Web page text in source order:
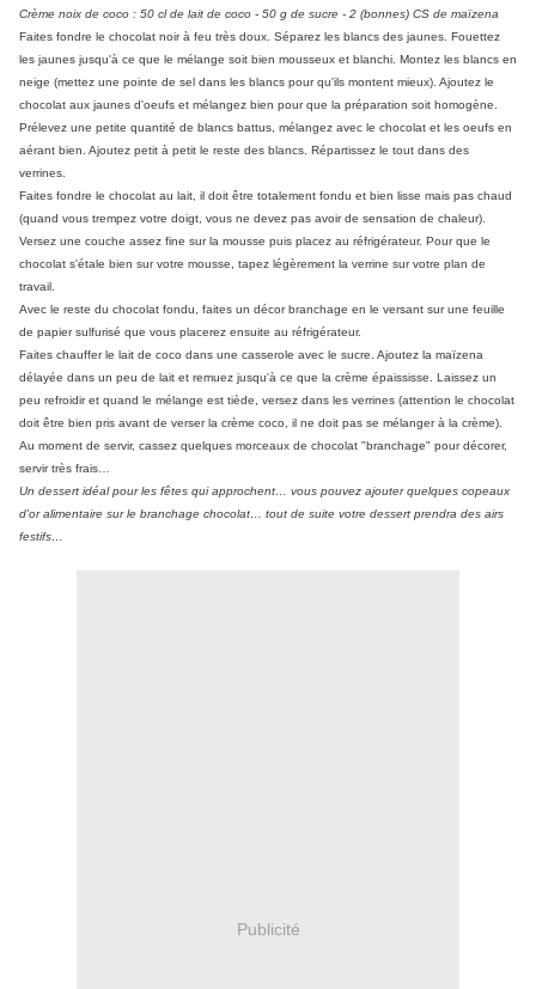
Crème noix de coco : 50 cl de lait de coco - 50 g de sucre - 2 (bonnes) CS de maïzena
Faites fondre le chocolat noir à feu très doux. Séparez les blancs des jaunes. Fouettez
les jaunes jusqu'à ce que le mélange soit bien mousseux et blanchi. Montez les blancs en
neige (mettez une pointe de sel dans les blancs pour qu'ils montent mieux). Ajoutez le
chocolat aux jaunes d'oeufs et mélangez bien pour que la préparation soit homogène.
Prélevez une petite quantité de blancs battus, mélangez avec le chocolat et les oeufs en
aérant bien. Ajoutez petit à petit le reste des blancs. Répartissez le tout dans des
verrines.
Faites fondre le chocolat au lait, il doit être totalement fondu et bien lisse mais pas chaud
(quand vous trempez votre doigt, vous ne devez pas avoir de sensation de chaleur).
Versez une couche assez fine sur la mousse puis placez au réfrigérateur. Pour que le
chocolat s'étale bien sur votre mousse, tapez légèrement la verrine sur votre plan de
travail.
Avec le reste du chocolat fondu, faites un décor branchage en le versant sur une feuille
de papier sulfurisé que vous placerez ensuite au réfrigérateur.
Faites chauffer le lait de coco dans une casserole avec le sucre. Ajoutez la maïzena
délayée dans un peu de lait et remuez jusqu'à ce que la crème épaississe. Laissez un
peu refroidir et quand le mélange est tiède, versez dans les verrines (attention le chocolat
doit être bien pris avant de verser la crème coco, il ne doit pas se mélanger à la crème).
Au moment de servir, cassez quelques morceaux de chocolat "branchage" pour décorer,
servir très frais…
Un dessert idéal pour les fêtes qui approchent… vous pouvez ajouter quelques copeaux
d'or alimentaire sur le branchage chocolat… tout de suite votre dessert prendra des airs
festifs…
Publicité